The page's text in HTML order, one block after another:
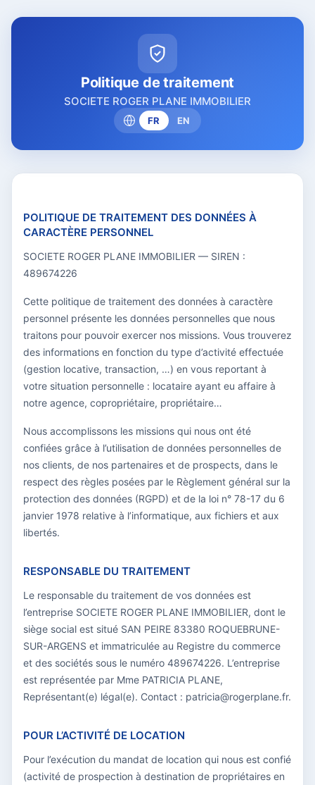
Politique de traitement
SOCIETE ROGER PLANE IMMOBILIER
FR EN
POLITIQUE DE TRAITEMENT DES DONNÉES À
CARACTÈRE PERSONNEL
SOCIETE ROGER PLANE IMMOBILIER — SIREN :
489674226
Cette politique de traitement des données à caractère
personnel présente les données personnelles que nous
traitons pour pouvoir exercer nos missions. Vous trouverez
des informations en fonction du type d’activité effectuée
(gestion locative, transaction, …) en vous reportant à
votre situation personnelle : locataire ayant eu affaire à
notre agence, copropriétaire, propriétaire…
Nous accomplissons les missions qui nous ont été
confiées grâce à l’utilisation de données personnelles de
nos clients, de nos partenaires et de prospects, dans le
respect des règles posées par le Règlement général sur la
protection des données (RGPD) et de la loi n° 78-17 du 6
janvier 1978 relative à l’informatique, aux fichiers et aux
libertés.
RESPONSABLE DU TRAITEMENT
Le responsable du traitement de vos données est
l’entreprise SOCIETE ROGER PLANE IMMOBILIER, dont le
siège social est situé SAN PEIRE 83380 ROQUEBRUNE-
SUR-ARGENS et immatriculée au Registre du commerce
et des sociétés sous le numéro 489674226. L’entreprise
est représentée par Mme PATRICIA PLANE,
Représentant(e) légal(e). Contact : patricia@rogerplane.fr.
POUR L’ACTIVITÉ DE LOCATION
Pour l’exécution du mandat de location qui nous est confié
(activité de prospection à destination de propriétaires en